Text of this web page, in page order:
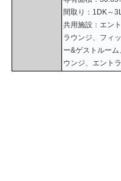
間取り：1DK～
共用施設：エン
ラウンジ、フィ
ー&ゲストルー
ウンジ、エント